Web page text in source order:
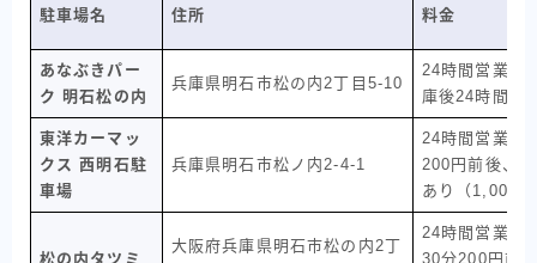
駐車場名 住所 料金
あなぶきパー
ク 明石松の内
兵庫県明石市松の内2丁目5-10
24時間営業、
庫後24時間最
東洋カーマッ
クス 西明石駐
車場
兵庫県明石市松ノ内2-4-1
24時間営業、
200円前後、
あり（1,000
松の内タツミ
大阪府兵庫県明石市松の内2丁
24時間営業、
30分200円前